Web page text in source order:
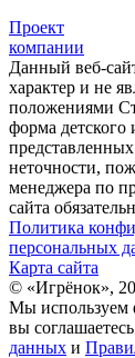
Проект
компании
Данный веб-
характер и не
положениями
форма детского
неточности,
менеджера по
сайта
Политика
персональных
Карта сайта
© «Игрёнок»,
Мы используем
вы
данных и